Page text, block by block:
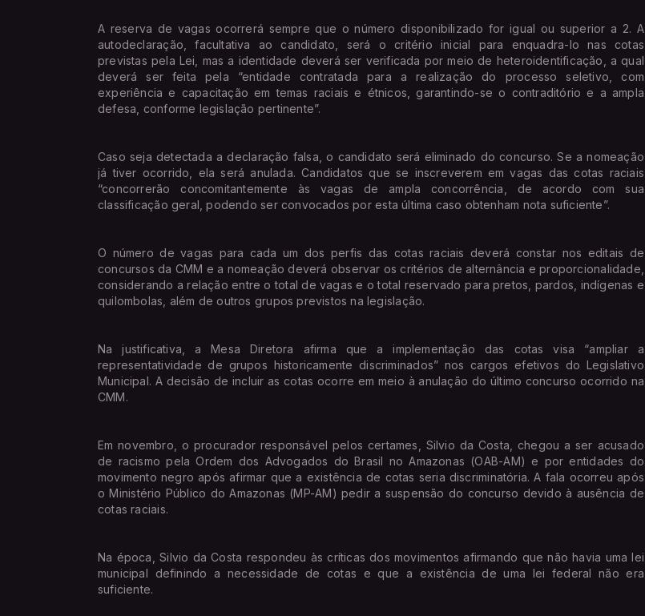
A reserva de vagas ocorrerá sempre que o número disponibilizado for igual ou superior a 2. A
autodeclaração, facultativa ao candidato, será o critério inicial para enquadra-lo nas cotas
previstas pela Lei, mas a identidade deverá ser verificada por meio de heteroidentificação, a qual
deverá ser feita pela “entidade contratada para a realização do processo seletivo, com
experiência e capacitação em temas raciais e étnicos, garantindo-se o contraditório e a ampla
defesa, conforme legislação pertinente”.
Caso seja detectada a declaração falsa, o candidato será eliminado do concurso. Se a nomeação
já tiver ocorrido, ela será anulada. Candidatos que se inscreverem em vagas das cotas raciais
“concorrerão concomitantemente às vagas de ampla concorrência, de acordo com sua
classificação geral, podendo ser convocados por esta última caso obtenham nota suficiente”.
O número de vagas para cada um dos perfis das cotas raciais deverá constar nos editais de
concursos da CMM e a nomeação deverá observar os critérios de alternância e proporcionalidade,
considerando a relação entre o total de vagas e o total reservado para pretos, pardos, indígenas e
quilombolas, além de outros grupos previstos na legislação.
Na justificativa, a Mesa Diretora afirma que a implementação das cotas visa “ampliar a
representatividade de grupos historicamente discriminados” nos cargos efetivos do Legislativo
Municipal. A decisão de incluir as cotas ocorre em meio à anulação do último concurso ocorrido na
CMM.
Em novembro, o procurador responsável pelos certames, Silvio da Costa, chegou a ser acusado
de racismo pela Ordem dos Advogados do Brasil no Amazonas (OAB-AM) e por entidades do
movimento negro após afirmar que a existência de cotas seria discriminatória. A fala ocorreu após
o Ministério Público do Amazonas (MP-AM) pedir a suspensão do concurso devido à ausência de
cotas raciais.
Na época, Silvio da Costa respondeu às críticas dos movimentos afirmando que não havia uma lei
municipal definindo a necessidade de cotas e que a existência de uma lei federal não era
suficiente.